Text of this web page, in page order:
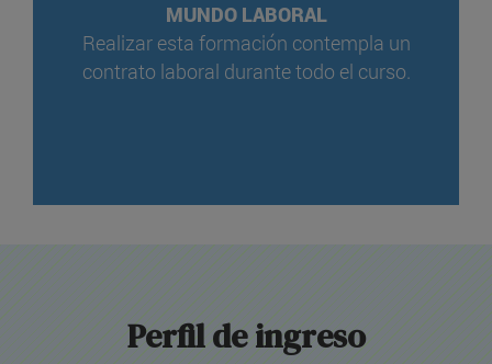
MUNDO LABORAL
Realizar esta formación contempla un
contrato laboral durante todo el curso.
Perfil de ingreso